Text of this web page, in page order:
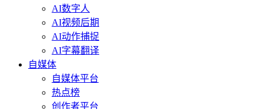
AI数字人
AI视频后期
AI动作捕捉
AI字幕翻译
自媒体
自媒体平台
热点榜
创作者平台